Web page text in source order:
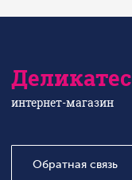
Деликатес
интернет-магазин
Обратная связь